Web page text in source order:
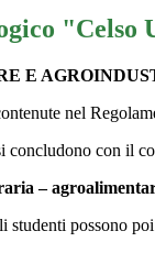
"Celso
E
nel
concludono con il
–
possono